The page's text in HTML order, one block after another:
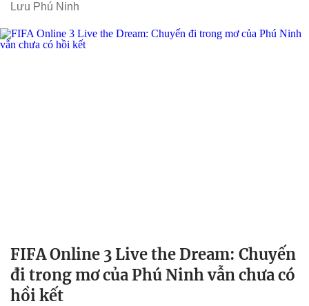
Lưu Phú Ninh
FIFA Online 3 Live the Dream: Chuyến
đi trong mơ của Phú Ninh vẫn chưa có
hồi kết